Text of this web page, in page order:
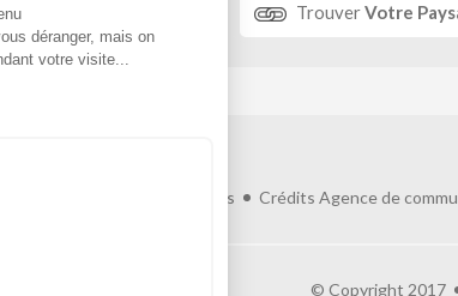
NEWSLETTER
TrouverVotre
vente Mentions légales Crédits Agence de
© Copyright 2017
déranger, mais on
votre visite...